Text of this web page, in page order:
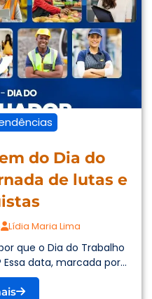
do Dia do
de lutas e
Lídia Maria Lima
que o Dia do Trabalho
data, marcada por...